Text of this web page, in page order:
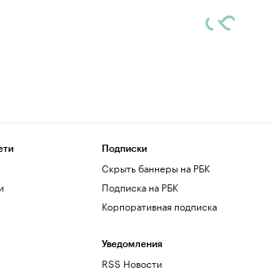
Подписки
Скрыть баннеры на РБК
Подписка на РБК
Корпоративная подписка
Уведомления
RSS Новости